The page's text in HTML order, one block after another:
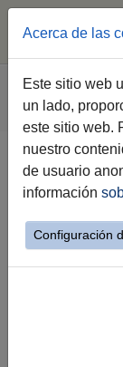
Saltar al contenido
Estás aquí:
Jerez.es
Evento
CALLE
:
: Del
Acerca de las
Este sitio web
un lado,
este sitio web.
nuestro
de usuario
información
Configuración